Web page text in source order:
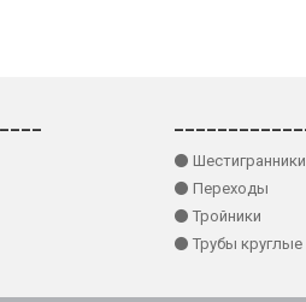
⚫ Шестигранники
⚫ Переходы
⚫ Тройники
⚫ Трубы круглые